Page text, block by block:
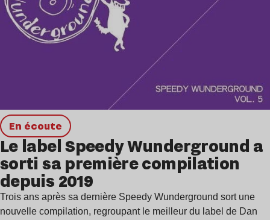
en écoute
Le label Speedy Wunderground a
sorti sa première compilation
depuis 2019
Trois ans après sa dernière Speedy Wunderground sort une
nouvelle compilation, regroupant le meilleur du label de Dan